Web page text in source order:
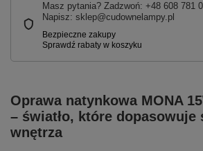
Masz pytania? Zadzwoń: +48 608 781
Napisz: sklep@cudownelampy.pl
Oprawa natynkowa MONA
– światło, które dopasowuje
wnętrza